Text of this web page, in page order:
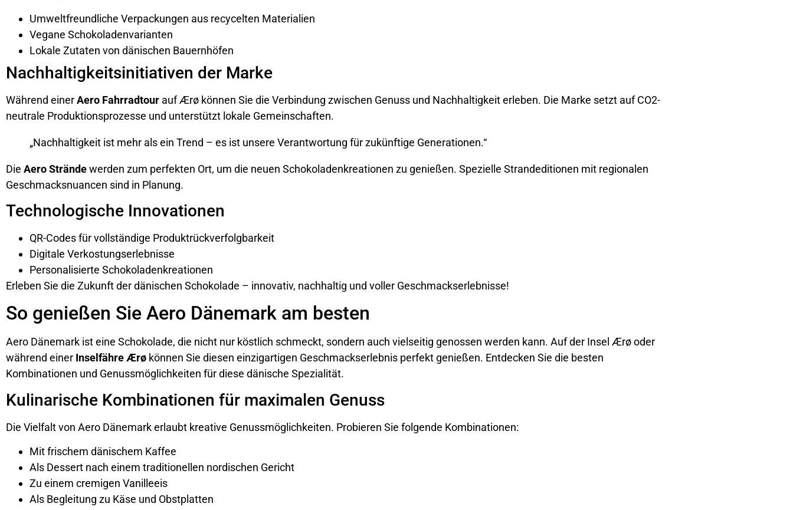
Umweltfreundliche Verpackungen aus recycelten Materialien
Vegane Schokoladenvarianten
Lokale Zutaten von dänischen Bauernhöfen
Nachhaltigkeitsinitiativen der Marke
Während einerAero Fahrradtour auf Ærø können Sie die Verbindung zwischen Genuss und Nachhaltigkeit erleben. Die Marke setzt auf CO2-
neutrale Produktionsprozesse und unterstützt lokale Gemeinschaften.
„Nachhaltigkeit ist mehr als ein Trend – es ist unsere Verantwortung für zukünftige Generationen.“
Die Aero Strändewerden zum perfekten Ort, um die neuen Schokoladenkreationen zu genießen. Spezielle Strandeditionen mit regionalen
Geschmacksnuancen sind in Planung.
Technologische Innovationen
QR-Codes für vollständige Produktrückverfolgbarkeit
Digitale Verkostungserlebnisse
Personalisierte Schokoladenkreationen
Erleben Sie die Zukunft der dänischen Schokolade – innovativ, nachhaltig und voller Geschmackserlebnisse!
So genießen Sie Aero Dänemark am besten
Aero Dänemark ist eine Schokolade, die nicht nur köstlich schmeckt, sondern auch vielseitig genossen werden kann. Auf der Insel Ærø oder
während einer Inselfähre Ærø können Sie diesen einzigartigen Geschmackserlebnis perfekt genießen. Entdecken Sie die besten
Kombinationen und Genussmöglichkeiten für diese dänische Spezialität.
Kulinarische Kombinationen für maximalen Genuss
Die Vielfalt von Aero Dänemark erlaubt kreative Genussmöglichkeiten. Probieren Sie folgende Kombinationen:
Mit frischem dänischem Kaffee
Als Dessert nach einem traditionellen nordischen Gericht
Zu einem cremigen Vanilleeis
Als Begleitung zu Käse und Obstplatten